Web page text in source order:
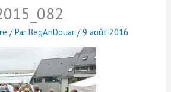
/ ParBegAnDouar/9 août 2016